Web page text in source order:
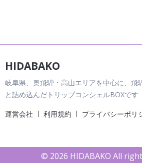
HIDABAKO
岐阜県、奥飛騨・高山エリアを中心に、飛
と詰め込んだトリップコンシェルBOXです
運営会社 利用規約 プライバシーポリ
© 2026 HIDABAKO All